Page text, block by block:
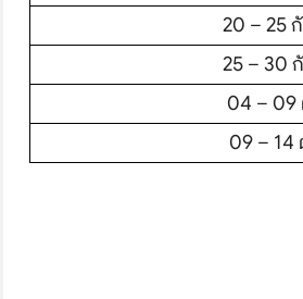
20 – 25
25 – 30
04 – 09
09 – 14